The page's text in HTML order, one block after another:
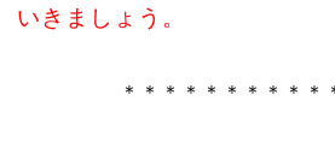
いきましょう。
＊＊＊＊＊＊＊＊＊＊